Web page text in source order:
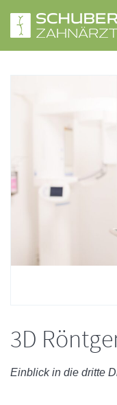
3D
Einblick in die dritte